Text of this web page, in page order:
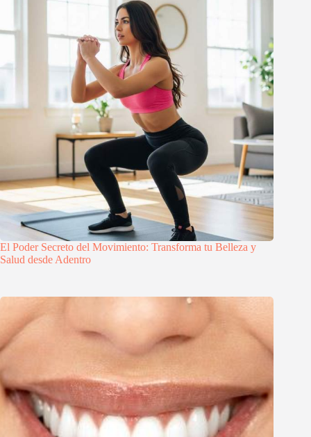
El Poder Secreto del Movimiento: Transforma tu Belleza y
Salud desde Adentro